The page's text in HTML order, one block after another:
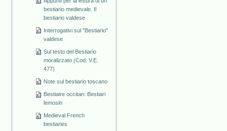
bestiario medievale. Il
bestiario valdese
Interrogativi sul "Bestiario"
valdese
Sul testo del Bestiario
moralizzato (Cod. V.E.
477)
Note sul bestiario toscano
Bestiaire occitan: Bestiari
lemosin
Medieval French
bestiaries